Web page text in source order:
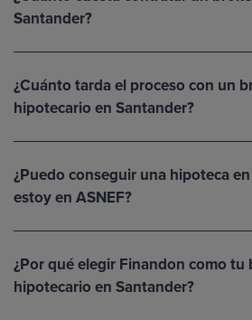
Santander?
¿Cuánto tarda el proceso con un
hipotecario en Santander?
¿Puedo conseguir una hipoteca
estoy en ASNEF?
¿Por qué elegir Finandon como tu
hipotecario en Santander?